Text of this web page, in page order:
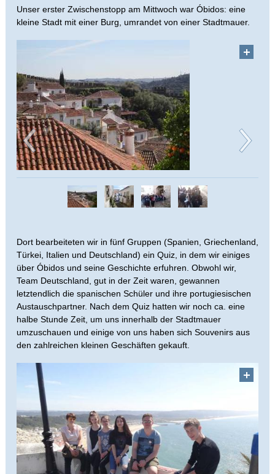
Unser erster Zwischenstopp am Mittwoch war Óbidos: eine
kleine Stadt mit einer Burg, umrandet von einer Stadtmauer.
Dort bearbeiteten wir in fünf Gruppen (Spanien, Griechenland,
Türkei, Italien und Deutschland) ein Quiz, in dem wir einiges
über Óbidos und seine Geschichte erfuhren. Obwohl wir,
Team Deutschland, gut in der Zeit waren, gewannen
letztendlich die spanischen Schüler und ihre portugiesischen
Austauschpartner. Nach dem Quiz hatten wir noch ca. eine
halbe Stunde Zeit, um uns innerhalb der Stadtmauer
umzuschauen und einige von uns haben sich Souvenirs aus
den zahlreichen kleinen Geschäften gekauft.